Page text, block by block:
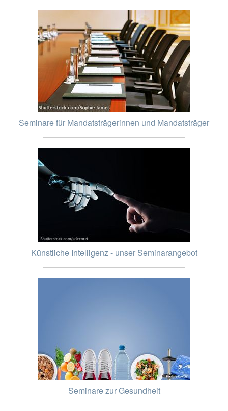
Seminare für Mandatsträgerinnen und Mandatsträger
Künstliche Intelligenz - unser Seminarangebot
Seminare zur Gesundheit